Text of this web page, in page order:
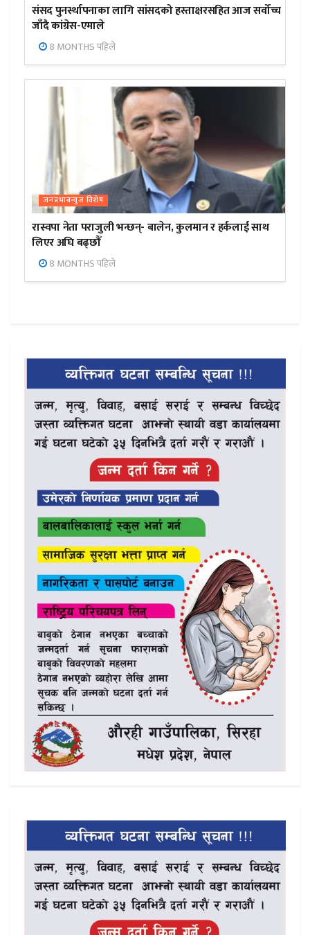
संसद पुनर्स्थापनाका लागि सांसदको हस्ताक्षरसहित आज सर्वोच्च
जाँदै कांग्रेस-एमाले
8 MONTHS पहिले
जनप्रभाबन्युज विशेष
रास्वपा नेता पराजुली भन्छन्- बालेन, कुलमान र हर्कलाई साथ
लिएर अघि बढ्छौँ
8 MONTHS पहिले